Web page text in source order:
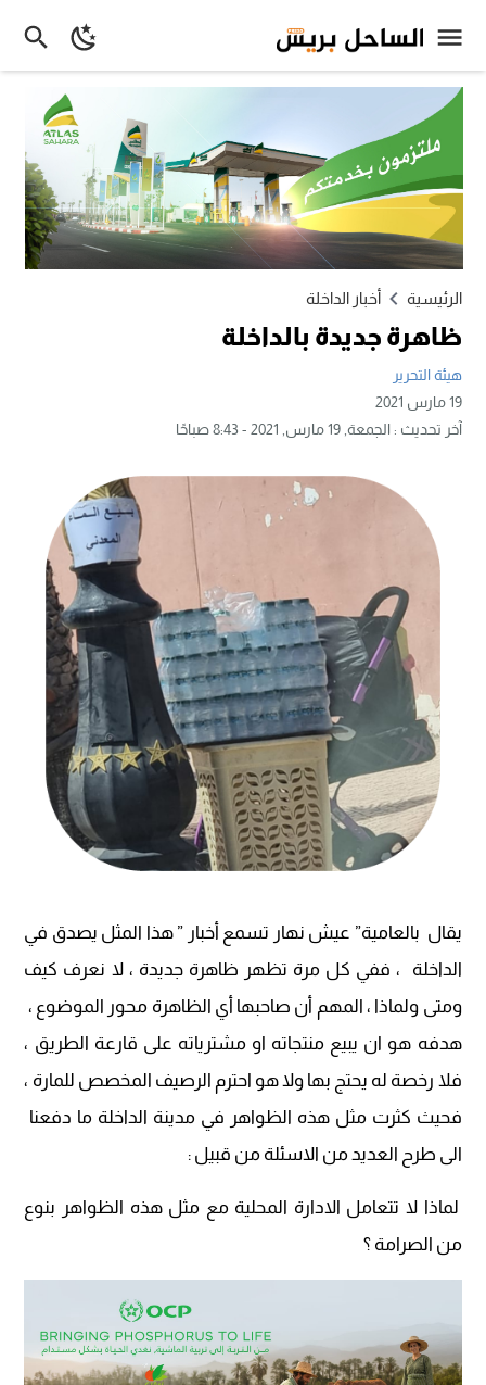
الرئيسية أخبار الداخلة
ظاهرة جديدة بالداخلة
هيئة التحرير
19 مارس 2021
آخر تحديث :الجمعة, 19 مارس, 2021 - 8:43 صباحًا
يقال بالعامية” عيش نهار تسمع أخبار ” هذا المثل يصدق في
الداخلة ، ففي كل مرة تظهر ظاهرة جديدة ، لا نعرف كيف
ومتى ولماذا ، المهم أن صاحبها أي الظاهرة محور الموضوع ،
هدفه هو ان يبيع منتجاته او مشترياته على قارعة الطريق ،
فلا رخصة له يحتج بها ولا هو احترم الرصيف المخصص للمارة ،
فحيث كثرت مثل هذه الظواهر في مدينة الداخلة ما دفعنا
الى طرح العديد من الاسئلة من قبيل :
لماذا لا تتعامل الادارة المحلية مع مثل هذه الظواهر بنوع
من الصرامة ؟